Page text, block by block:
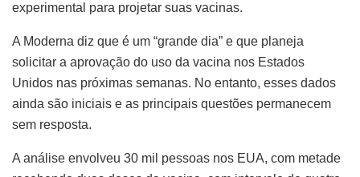
experimental para projetar suas vacinas.
A Moderna diz que é um “grande dia” e que planeja
solicitar a aprovação do uso da vacina nos Estados
Unidos nas próximas semanas. No entanto, esses dados
ainda são iniciais e as principais questões permanecem
sem resposta.
A análise envolveu 30 mil pessoas nos EUA, com metade